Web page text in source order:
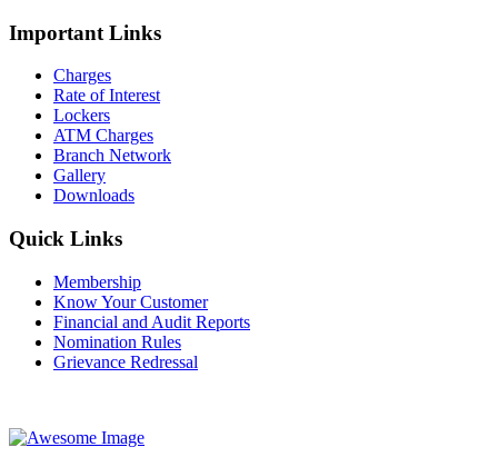
Important Links
Charges
Rate of Interest
Lockers
ATM Charges
Branch Network
Gallery
Downloads
Quick Links
Membership
Know Your Customer
Financial and Audit Reports
Nomination Rules
Grievance Redressal